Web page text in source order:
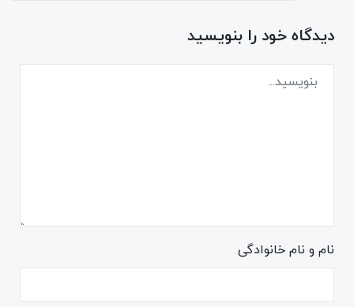
دیدگاه خود را بنویسید
نام و نام خانوادگی